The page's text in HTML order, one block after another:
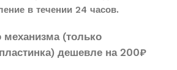
в течении 24 часов.
механизма (только
дешевле на 200₽